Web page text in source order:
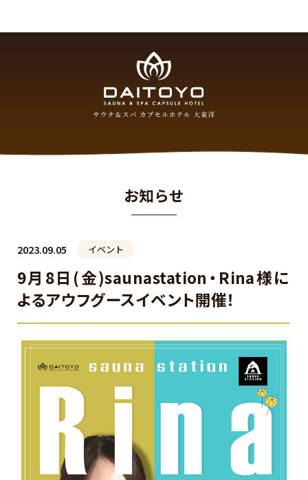
お知らせ
2023.09.05 イベント
9月8日(金)saunastation・Rina様に
よるアウフグースイベント開催！